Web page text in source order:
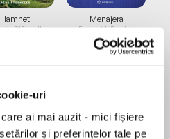
uri
ai mai auzit - mici fișiere
și preferințelor tale pe
Hamnet
O'Farrell
Menajera
Freida McFadden